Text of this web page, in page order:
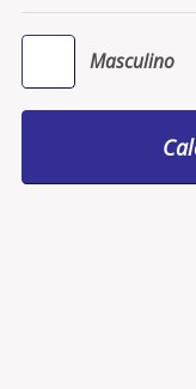
Masculino